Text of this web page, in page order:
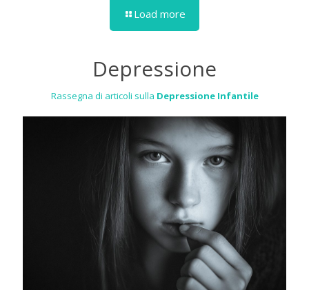
Load more
Depressione
Rassegna di articoli sulla Depressione Infantile